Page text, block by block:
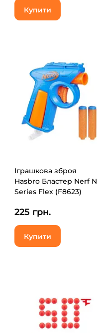
Купити
Іграшкова зброя
Hasbro Бластер Nerf N
Series Flex (F8623)
225 грн.
Купити